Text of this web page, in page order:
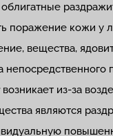
облигатные
поражение кожи у
вещества,
возникает из-за
являются